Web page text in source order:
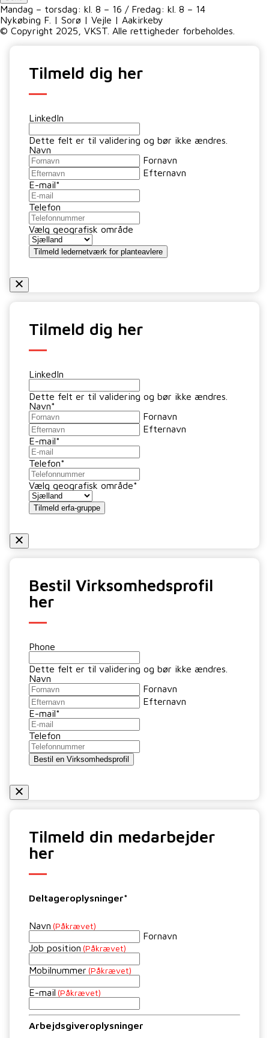
Mandag – torsdag: kl. 8 – 16 / Fredag: kl. 8 – 14
Nykøbing F. | Sorø | Vejle | Aakirkeby
© Copyright 2025, VKST. Alle rettigheder forbeholdes.
Tilmeld dig her
LinkedIn
Dette felt er til validering og bør ikke ændres.
Navn
Fornavn
Efternavn
E-mail*
Telefon
Vælg geografisk område
Tilmeld dig her
LinkedIn
Dette felt er til validering og bør ikke ændres.
Navn*
Fornavn
Efternavn
E-mail*
Telefon*
Vælg geografisk område*
Bestil Virksomhedsprofil
her
Phone
Dette felt er til validering og bør ikke ændres.
Navn
Fornavn
Efternavn
E-mail*
Telefon
Tilmeld din medarbejder
her
Deltageroplysninger*
Navn (Påkrævet)
Fornavn
Job position (Påkrævet)
Mobilnummer (Påkrævet)
E-mail (Påkrævet)
Arbejdsgiveroplysninger